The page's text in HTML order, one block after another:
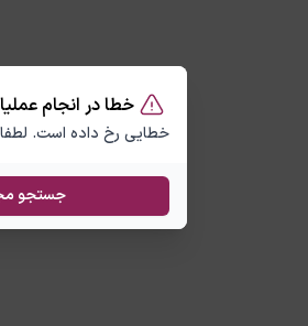
خطا در انجام
خطایی رخ داده است.
جستجو